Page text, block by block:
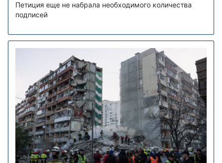
Петиция еще не набрала необходимого количества
подписей